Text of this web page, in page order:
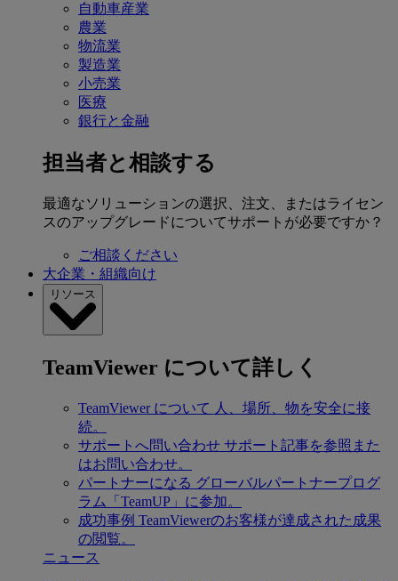
自動車産業
農業
物流業
製造業
小売業
医療
銀行と金融
担当者と相談する
最適なソリューションの選択、注文、またはライセン
スのアップグレードについてサポートが必要ですか？
ご相談ください
大企業・組織向け
リソース
TeamViewer について詳しく
TeamViewer について 人、場所、物を安全に接
続。
サポートへ問い合わせ サポート記事を参照また
はお問い合わせ。
パートナーになる グローバルパートナープログ
ラム「TeamUP」に参加。
成功事例 TeamViewerのお客様が達成された成果
の閲覧。
ニュース